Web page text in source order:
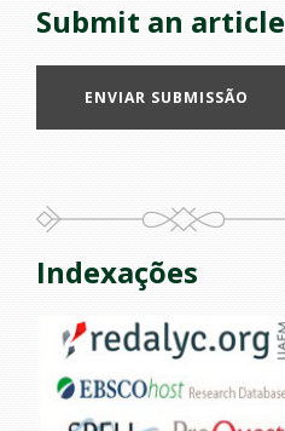
Submit an article
ENVIAR SUBMISSÃO
Indexações